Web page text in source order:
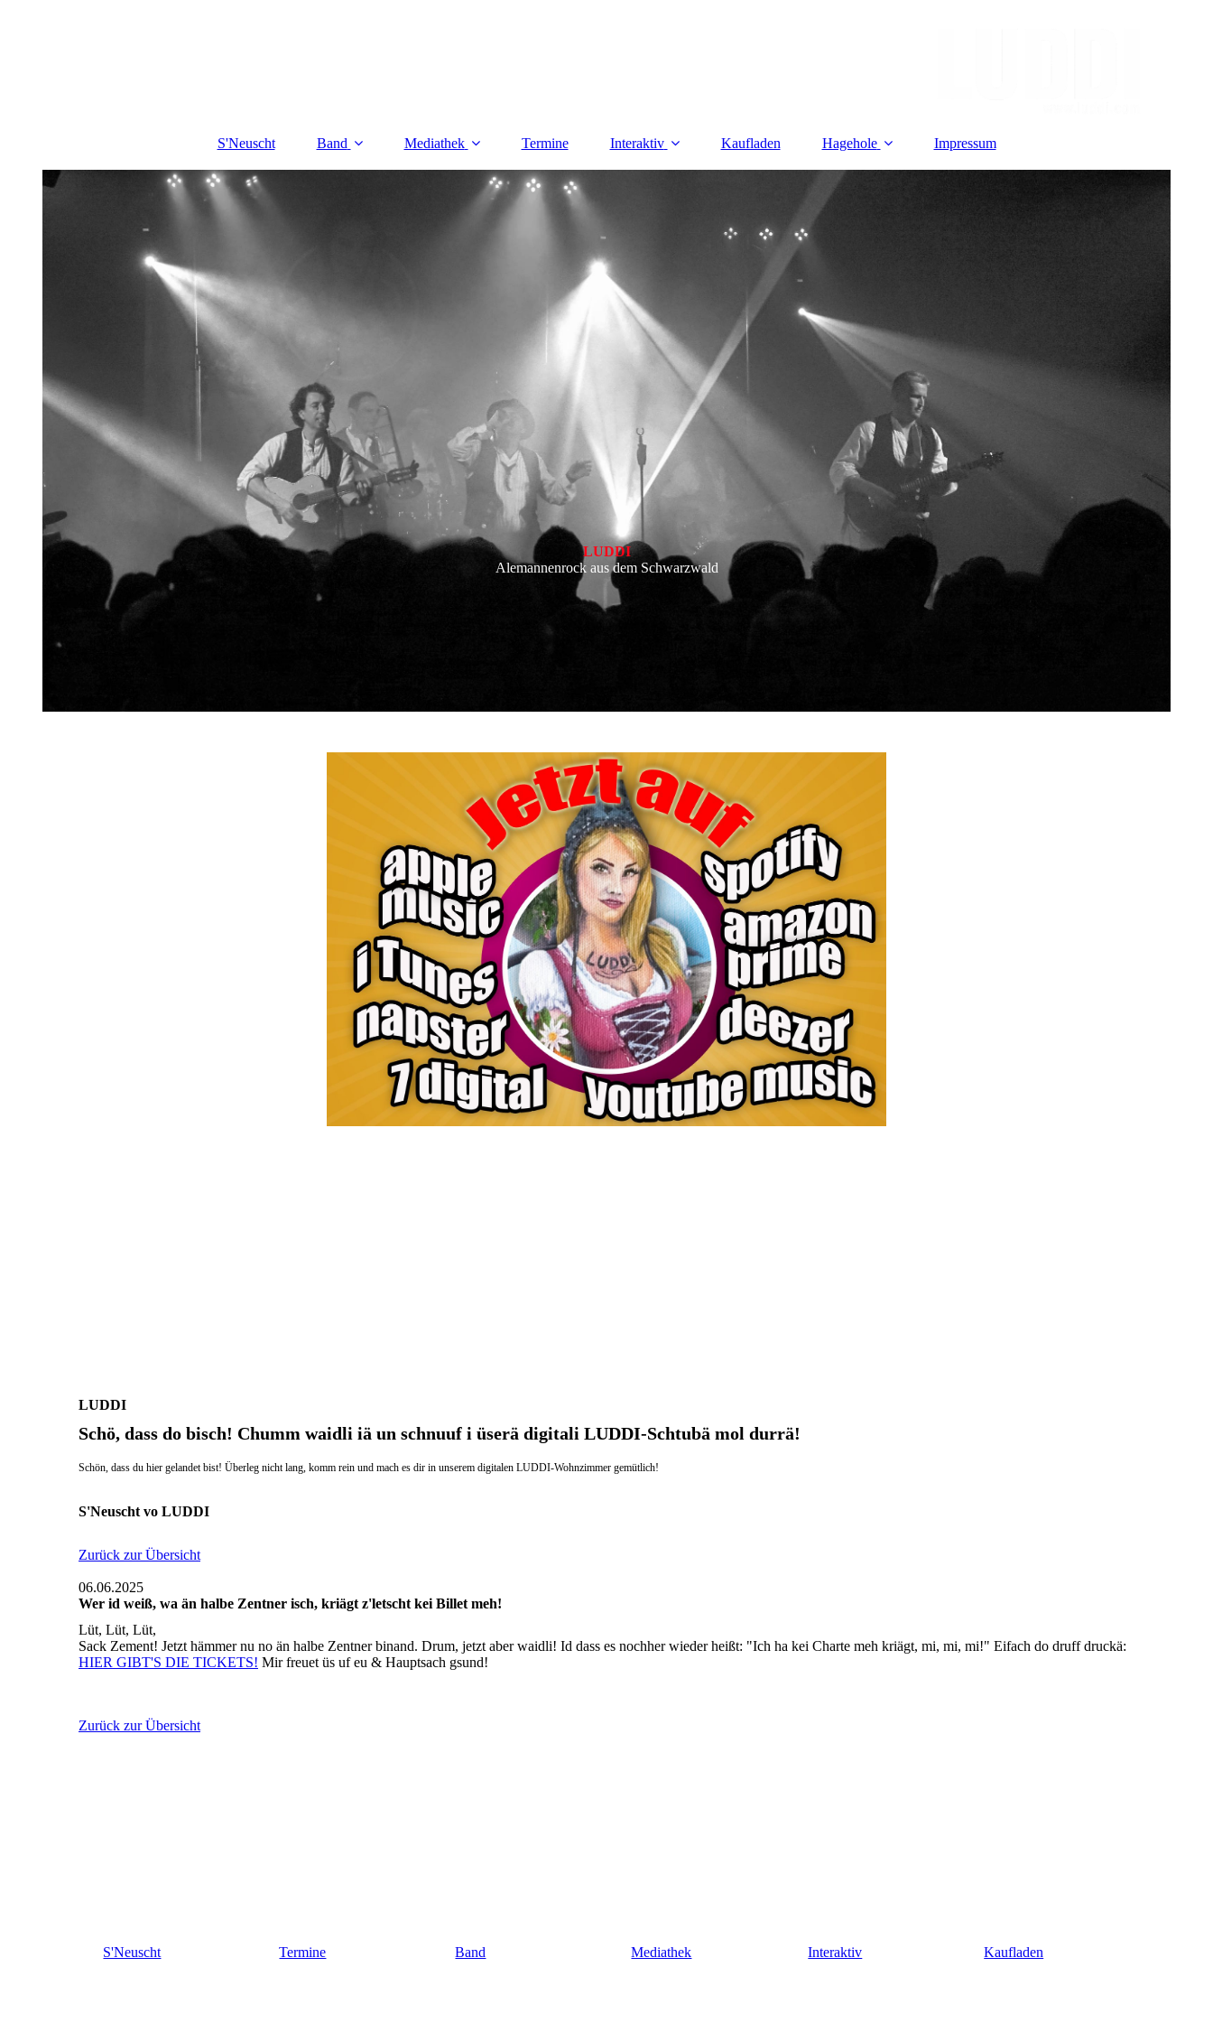
S'Neuscht Band Mediathek Termine Interaktiv Kaufladen Hagehole Impressum
LUDDI
Alemannenrock aus dem Schwarzwald
LUDDI
Schö, dass do bisch! Chumm waidli iä un schnuuf i üserä digitali LUDDI-Schtubä mol durrä!
Schön, dass du hier gelandet bist! Überleg nicht lang, komm rein und mach es dir in unserem digitalen LUDDI-Wohnzimmer gemütlich!
S'Neuscht vo LUDDI
Zurück zur Übersicht
06.06.2025
Wer id weiß, wa än halbe Zentner isch, kriägt z'letscht kei Billet meh!
Lüt, Lüt, Lüt,
Sack Zement! Jetzt hämmer nu no än halbe Zentner binand. Drum, jetzt aber waidli! Id dass es nochher wieder heißt: "Ich ha kei Charte meh kriägt, mi, mi, mi!" Eifach do druff druckä:
HIER GIBT'S DIE TICKETS! Mir freuet üs uf eu & Hauptsach gsund!
Zurück zur Übersicht
S'Neuscht Termine Band Mediathek Interaktiv Kaufladen